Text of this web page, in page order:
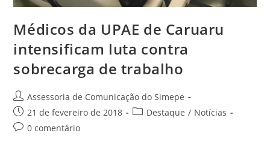
Médicos da UPAE de Caruaru
intensificam luta contra
sobrecarga de trabalho
Assessoria de Comunicação do Simepe
21 de fevereiro de 2018
Destaque / Notícias
0 comentário